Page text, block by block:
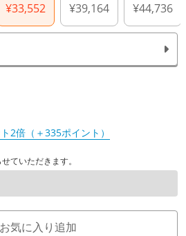
¥33,552
¥39,164
¥44,736
2倍（＋335ポイント）
ていただきます。
お気に入り追加